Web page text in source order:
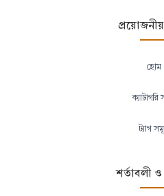
হোম
ট্যাগ
শর্তাবলী